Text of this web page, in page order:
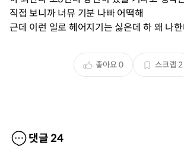
직접 보니까 너뮤 기분 나빠 어떡해
근데 이런 일로 헤어지기는 싫은데 하 왜 나한
좋아요0 스크랩 2
댓글24